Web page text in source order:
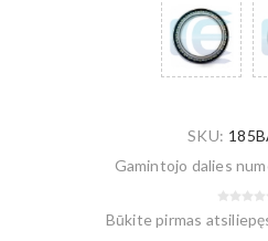
SKU:
Gamintojo dalies
Būkite pirmas